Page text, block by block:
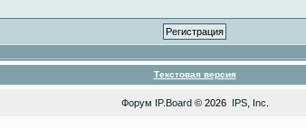
Текстовая версия
Форум IP.Board© 2026 IPS, Inc